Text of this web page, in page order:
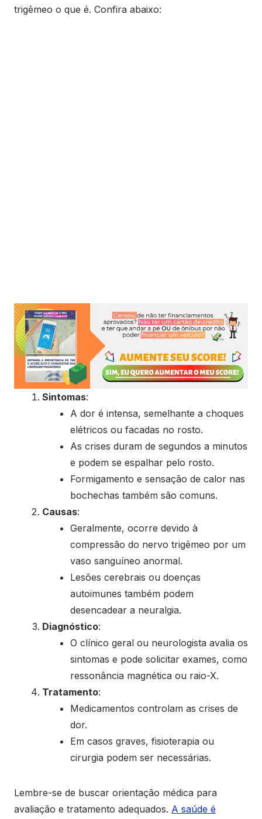
trigêmeo o que é. Confira abaixo:
Sintomas:
A dor é intensa, semelhante a choques
elétricos ou facadas no rosto.
As crises duram de segundos a minutos
e podem se espalhar pelo rosto.
Formigamento e sensação de calor nas
bochechas também são comuns.
Causas:
Geralmente, ocorre devido à
compressão do nervo trigêmeo por um
vaso sanguíneo anormal.
Lesões cerebrais ou doenças
autoimunes também podem
desencadear a neuralgia.
Diagnóstico:
O clínico geral ou neurologista avalia os
sintomas e pode solicitar exames, como
ressonância magnética ou raio-X.
Tratamento:
Medicamentos controlam as crises de
dor.
Em casos graves, fisioterapia ou
cirurgia podem ser necessárias.
Lembre-se de buscar orientação médica para
avaliação e tratamento adequados. A saúde é